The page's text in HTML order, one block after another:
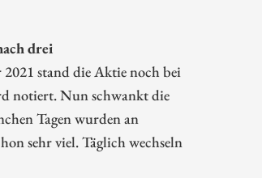
drei
stand die Aktie noch bei
notiert. Nun schwankt die
Tagen wurden an
sehr viel. Täglich wechseln